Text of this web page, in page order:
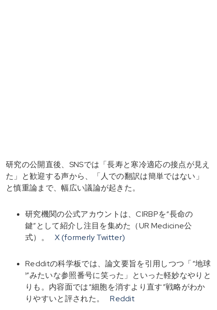
研究の公開直後、SNSでは「長寿と寒冷適応の接点が見え
た」と歓迎する声から、「人での翻訳は簡単ではない」
と慎重論まで、幅広い議論が起きた。
研究機関の公式アカウントは、CIRBPを“長命の
鍵”として紹介し注目を集めた（UR Medicine公
式）。
X (formerly Twitter)
Redditの科学板では、論文要旨を引用しつつ「“地球
¹”みたいな参照番号に笑った」といった軽妙なやりと
りも。内容面では“細胞を消すより直す”戦略がわか
りやすいと評された。
Reddit